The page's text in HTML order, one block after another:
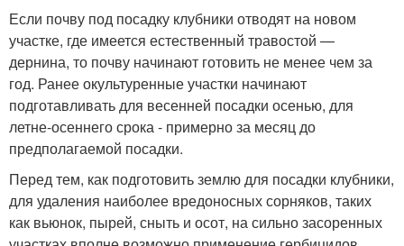
Если почву под посадку клубники отводят на новом
участке, где имеется естественный травостой —
дернина, то почву начинают готовить не менее чем за
год. Ранее окультуренные участки начинают
подготавливать для весенней посадки осенью, для
летне-осеннего срока - примерно за месяц до
предполагаемой посадки.
Перед тем, как подготовить землю для посадки клубники,
для удаления наиболее вредоносных сорняков, таких
как вьюнок, пырей, сныть и осот, на сильно засоренных